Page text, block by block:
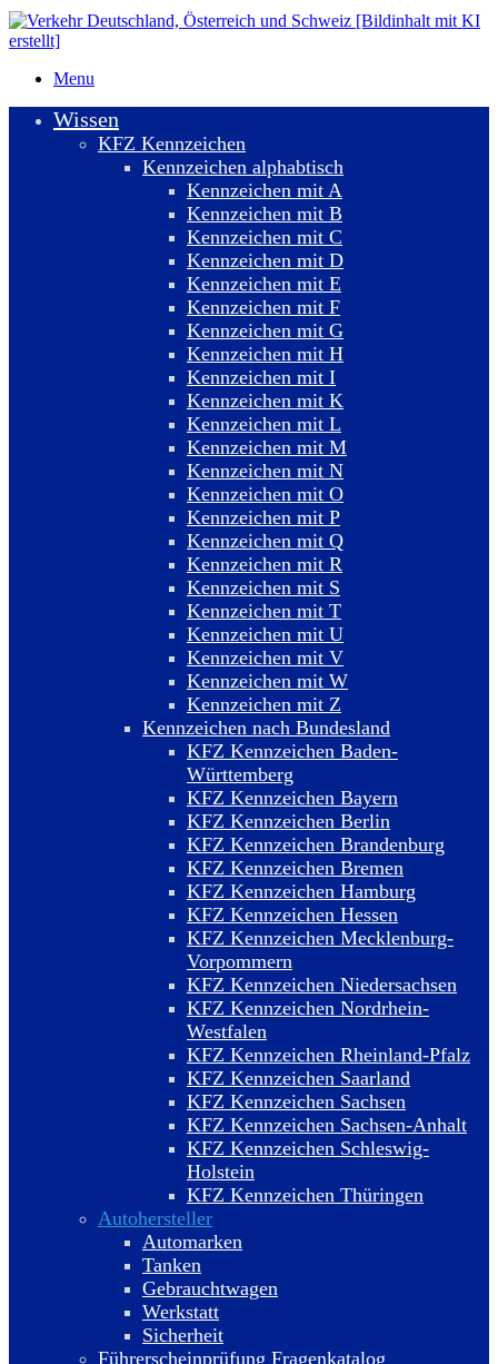
Menu
Wissen
KFZ Kennzeichen
Kennzeichen alphabtisch
Kennzeichen mit A
Kennzeichen mit B
Kennzeichen mit C
Kennzeichen mit D
Kennzeichen mit E
Kennzeichen mit F
Kennzeichen mit G
Kennzeichen mit H
Kennzeichen mit I
Kennzeichen mit K
Kennzeichen mit L
Kennzeichen mit M
Kennzeichen mit N
Kennzeichen mit O
Kennzeichen mit P
Kennzeichen mit Q
Kennzeichen mit R
Kennzeichen mit S
Kennzeichen mit T
Kennzeichen mit U
Kennzeichen mit V
Kennzeichen mit W
Kennzeichen mit Z
Kennzeichen nach Bundesland
KFZ Kennzeichen Baden-
Württemberg
KFZ Kennzeichen Bayern
KFZ Kennzeichen Berlin
KFZ Kennzeichen Brandenburg
KFZ Kennzeichen Bremen
KFZ Kennzeichen Hamburg
KFZ Kennzeichen Hessen
KFZ Kennzeichen Mecklenburg-
Vorpommern
KFZ Kennzeichen Niedersachsen
KFZ Kennzeichen Nordrhein-
Westfalen
KFZ Kennzeichen Rheinland-Pfalz
KFZ Kennzeichen Saarland
KFZ Kennzeichen Sachsen
KFZ Kennzeichen Sachsen-Anhalt
KFZ Kennzeichen Schleswig-
Holstein
KFZ Kennzeichen Thüringen
Autohersteller
Automarken
Tanken
Gebrauchtwagen
Werkstatt
Sicherheit
Führerscheinprüfung Fragenkatalog